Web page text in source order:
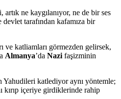
ne kaygılanıyor, ne de bir ses
tarafından kafamıza bir
ve katliamları görmezden gelirsek,
Almanya’da Nazi faşizminin
Yahudileri katlediyor aynı yöntemle;
kırıp içeriye girdiklerinde rahip